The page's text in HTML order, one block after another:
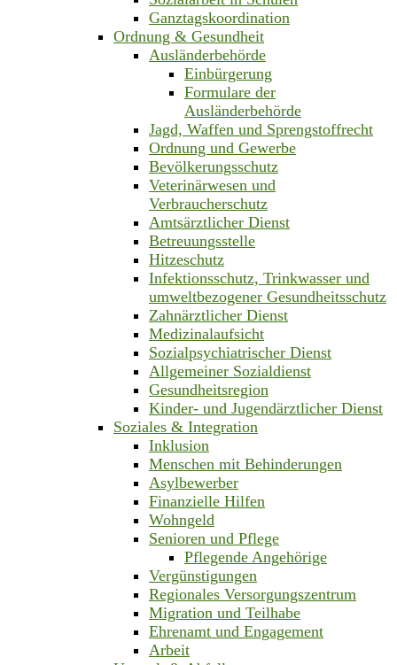
Ganztagskoordination
Ordnung & Gesundheit
Ausländerbehörde
Einbürgerung
Formulare der
Ausländerbehörde
Jagd, Waffen und Sprengstoffrecht
Ordnung und Gewerbe
Bevölkerungsschutz
Veterinärwesen und
Verbraucherschutz
Amtsärztlicher Dienst
Betreuungsstelle
Hitzeschutz
Infektionsschutz, Trinkwasser und
umweltbezogener Gesundheitsschutz
Zahnärztlicher Dienst
Medizinalaufsicht
Sozialpsychiatrischer Dienst
Allgemeiner Sozialdienst
Gesundheitsregion
Kinder- und Jugendärztlicher Dienst
Soziales & Integration
Inklusion
Menschen mit Behinderungen
Asylbewerber
Finanzielle Hilfen
Wohngeld
Senioren und Pflege
Pflegende Angehörige
Vergünstigungen
Regionales Versorgungszentrum
Migration und Teilhabe
Ehrenamt und Engagement
Arbeit